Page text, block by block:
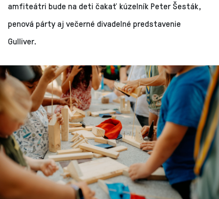
amfiteátri bude na deti čakať kúzelník Peter Šesták,
penová párty aj večerné divadelné predstavenie
Gulliver.